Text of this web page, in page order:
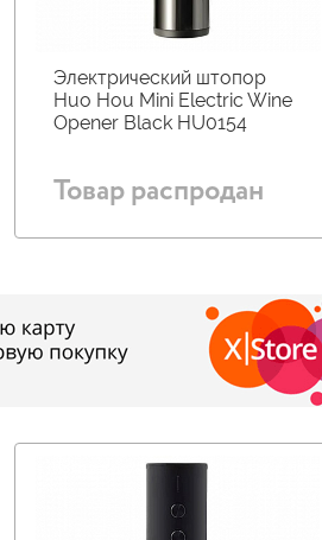
Электрический штопор
Huo Hou Mini Electric Wine
Opener Black HU0154
Товар распродан